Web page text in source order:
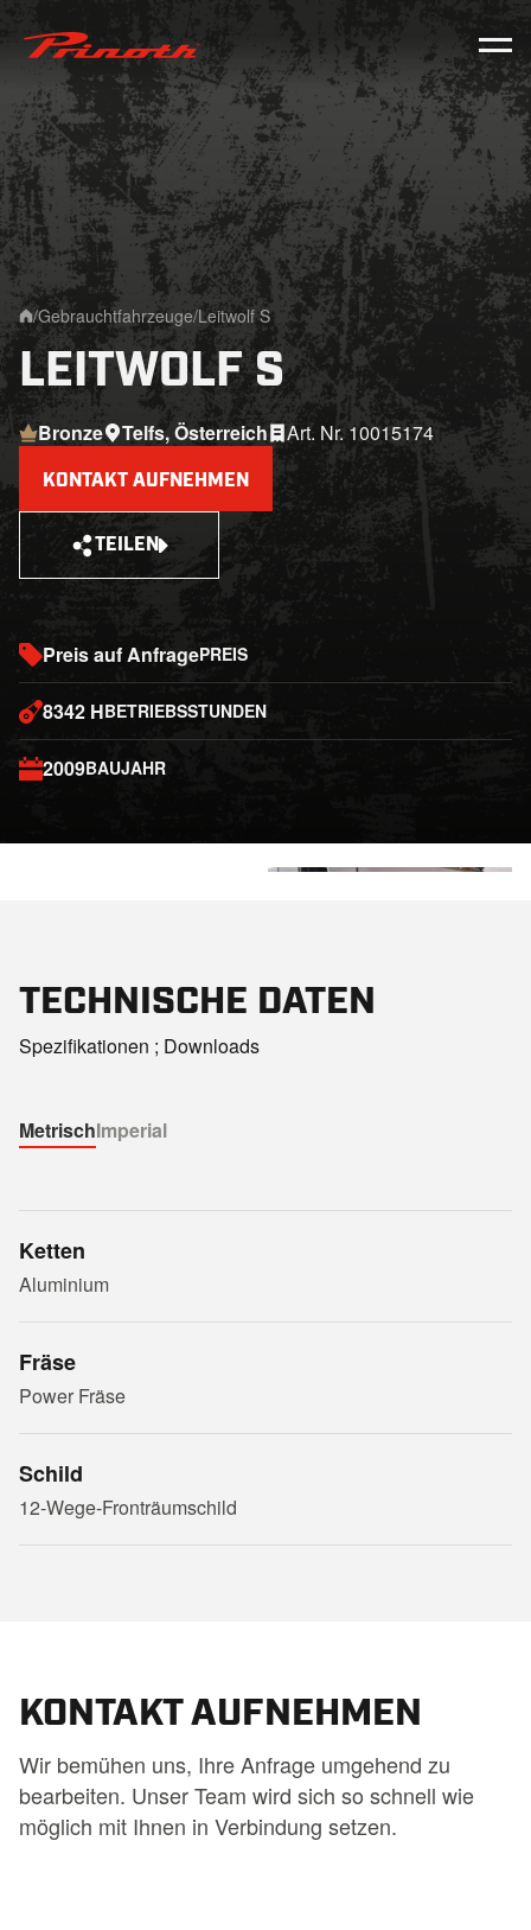
Prinoth - Corporate Website
Home
/Gebrauchtfahrzeuge/Leitwolf S
LEITWOLF S
Bronze Telfs, Österreich Art. Nr. 10015174
KONTAKT AUFNEHMEN
TEILEN
Preis auf AnfragePREIS
8342 HBETRIEBSSTUNDEN
2009BAUJAHR
TECHNISCHE DATEN
Spezifikationen ; Downloads
MetrischImperial
Ketten
Aluminium
Fräse
Power Fräse
Schild
12-Wege-Fronträumschild
KONTAKT AUFNEHMEN
Wir bemühen uns, Ihre Anfrage umgehend zu
bearbeiten. Unser Team wird sich so schnell wie
möglich mit Ihnen in Verbindung setzen.